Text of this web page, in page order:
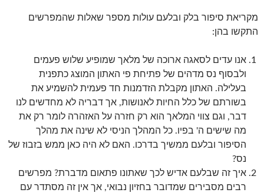
מקריאת סיפור בלק ובלעם עולות מספר שאלות שהמפרשים
התקשו בהן:
אנו עדים לסאגה ארוכה של מלאך שמופיע שלוש פעמים
ולבסוף נס מדהים של פתיחת פי האתון המוצג כתפנית
בעלילה. האתון מקבלת הזדמנות חד פעמית להשמיע את
בשורתם של כלל החיות לאנושות, אך דבריה לא מחדשים לנו
דבר, וגם צווי המלאך הוא רק חזרה על האזהרה לומר רק את
מה שישים ה' בפיו. כל המהלך הניסי לא שינה את מהלך
הסיפור ובלעם ממשיך בדרכו. האם לא היה כאן ממש בזבוז של
נס?
איך זה שבלעם אדיש לכך שאתונו פתאום מדברת? מפרשים
רבים מסבירים שמדובר בחזיון נבואי, אך אין זה מסתדר עם